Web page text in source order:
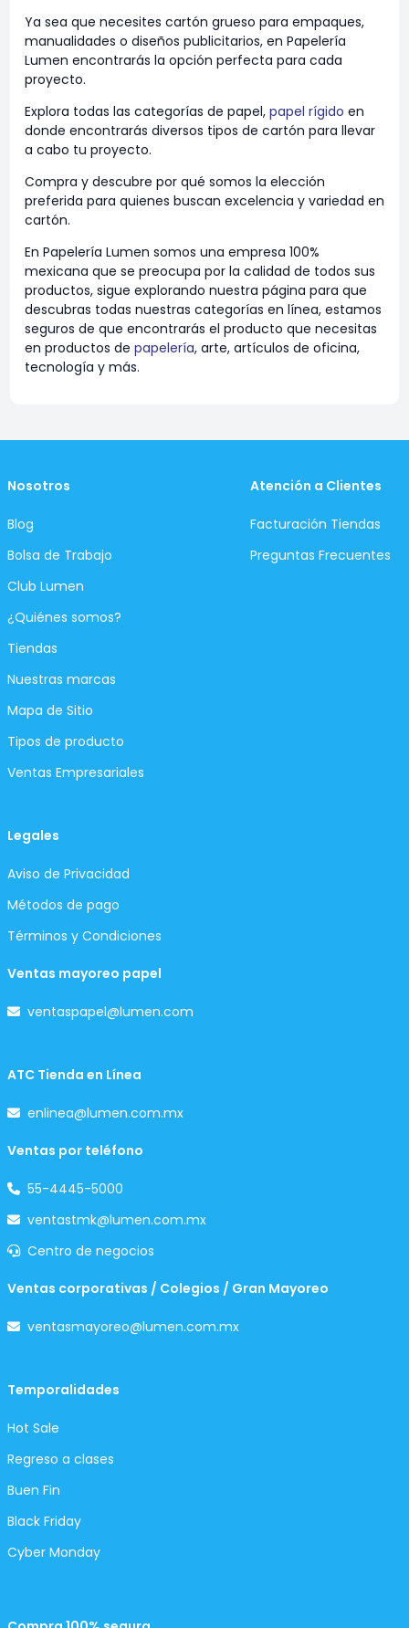
Ya sea que necesites cartón grueso para empaques,
manualidades o diseños publicitarios, en Papelería
Lumen encontrarás la opción perfecta para cada
proyecto.
Explora todas las categorías de papel, papel rígido en
donde encontrarás diversos tipos de cartón para llevar
a cabo tu proyecto.
Compra y descubre por qué somos la elección
preferida para quienes buscan excelencia y variedad en
cartón.
En Papelería Lumen somos una empresa 100%
mexicana que se preocupa por la calidad de todos sus
productos, sigue explorando nuestra página para que
descubras todas nuestras categorías en línea, estamos
seguros de que encontrarás el producto que necesitas
en productos de papelería, arte, artículos de oficina,
tecnología y más.
Nosotros
Blog
Bolsa de Trabajo
Club Lumen
¿Quiénes somos?
Tiendas
Nuestras marcas
Mapa de Sitio
Tipos de producto
Ventas Empresariales
Atención a Clientes
Facturación Tiendas
Preguntas Frecuentes
Legales
Aviso de Privacidad
Métodos de pago
Términos y Condiciones
Ventas mayoreo papel
ventaspapel@lumen.com
ATC Tienda en Línea
enlinea@lumen.com.mx
Ventas por teléfono
55-4445-5000
ventastmk@lumen.com.mx
Centro de negocios
Ventas corporativas / Colegios / Gran Mayoreo
ventasmayoreo@lumen.com.mx
Temporalidades
Hot Sale
Regreso a clases
Buen Fin
Black Friday
Cyber Monday